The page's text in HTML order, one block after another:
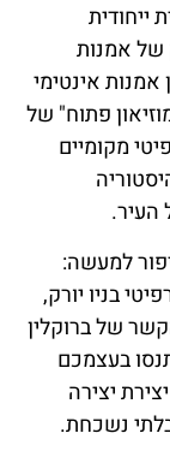
ייחודית
של אמנות
אמנות אינטימי
פתוח" של
מקומיים
העיר.
למעשה:
בניו יורק,
של ברוקלין
בעצמכם
יצירה
נשכחת.